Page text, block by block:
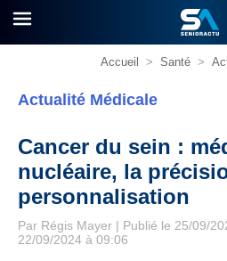
Accueil > Santé >
Actualité Médicale
Cancer du sein :
nucléaire, la
personnalisation
Par Régis Mayer | Publié le 25/09/
22/09/2024 à 09:06